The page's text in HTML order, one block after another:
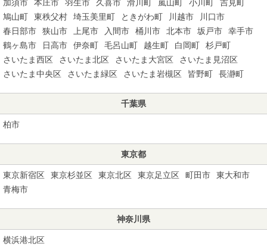
加須市 本庄市 羽生市 久喜市 滑川町 嵐山町 小川町
吉見町
鳩山町
東秩父村 埼玉美里町 ときがわ町 川越市
川口市
春日部市
狭山市 上尾市 入間市 桶川市 北本市 坂戸市
幸手市
鶴ヶ島市
日高市 伊奈町 毛呂山町 越生町 白岡町
杉戸町
さいたま西区
さいたま北区 さいたま大宮区
さいたま見沼区
さいたま中央区
さいたま緑区 さいたま岩槻区 皆野町 長瀞町
千葉県
柏市
東京都
東京新宿区 東京杉並区 東京北区 東京足立区 町田市
東大和市
青梅市
神奈川県
横浜港北区